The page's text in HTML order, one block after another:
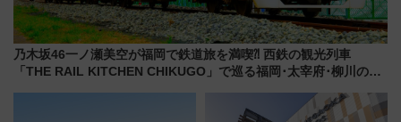
乃木坂46一ノ瀬美空が福岡で鉄道旅を満喫⁈ 西鉄の観光列車
「THE RAIL KITCHEN CHIKUGO」で巡る福岡･太宰府･柳川の